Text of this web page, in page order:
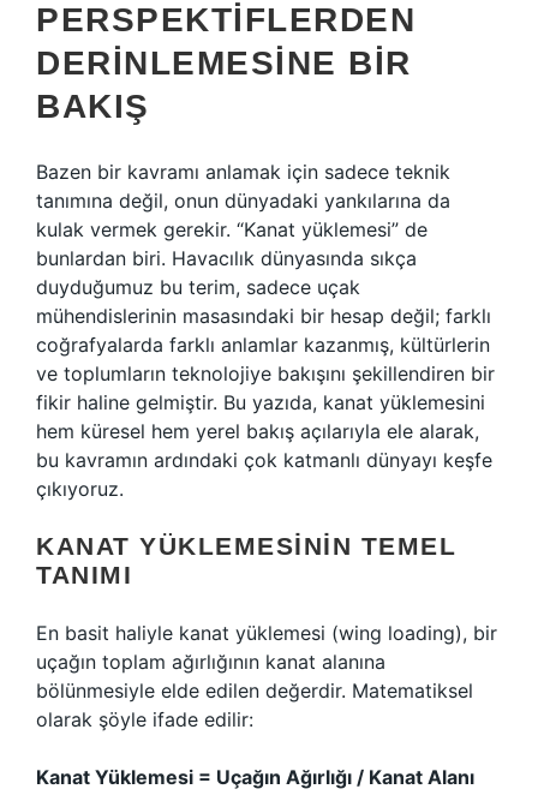
PERSPEKTIFLERDEN
DERINLEMESINE BIR
BAKIŞ
Bazen bir kavramı anlamak için sadece teknik
tanımına değil, onun dünyadaki yankılarına da
kulak vermek gerekir. “Kanat yüklemesi” de
bunlardan biri. Havacılık dünyasında sıkça
duyduğumuz bu terim, sadece uçak
mühendislerinin masasındaki bir hesap değil; farklı
coğrafyalarda farklı anlamlar kazanmış, kültürlerin
ve toplumların teknolojiye bakışını şekillendiren bir
fikir haline gelmiştir. Bu yazıda, kanat yüklemesini
hem küresel hem yerel bakış açılarıyla ele alarak,
bu kavramın ardındaki çok katmanlı dünyayı keşfe
çıkıyoruz.
KANAT YÜKLEMESININ TEMEL
TANIMI
En basit haliyle kanat yüklemesi (wing loading), bir
uçağın toplam ağırlığının kanat alanına
bölünmesiyle elde edilen değerdir. Matematiksel
olarak şöyle ifade edilir:
Kanat Yüklemesi = Uçağın Ağırlığı / Kanat Alanı